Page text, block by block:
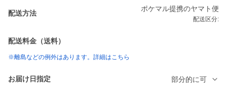
配送方法
ポケマル提携のヤマト便
配送区分:
配送料金（送料）
※離島などの例外はあります。詳細はこちら
お届け日指定 部分的に可